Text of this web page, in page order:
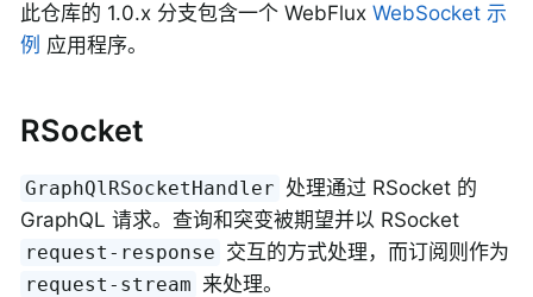
此仓库的 1.0.x 分支包含一个 WebFlux WebSocket 示
例 应用程序。
RSocket
GraphQlRSocketHandler 处理通过 RSocket 的
GraphQL 请求。查询和突变被期望并以 RSocket
request-response 交互的方式处理，而订阅则作为
request-stream 来处理。